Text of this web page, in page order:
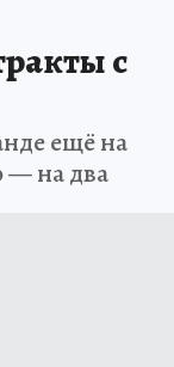
с
ещё на
— на два